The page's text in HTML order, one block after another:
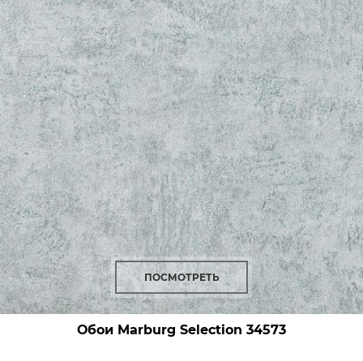
ПОСМОТРЕТЬ
Обои Marburg Selection 34573